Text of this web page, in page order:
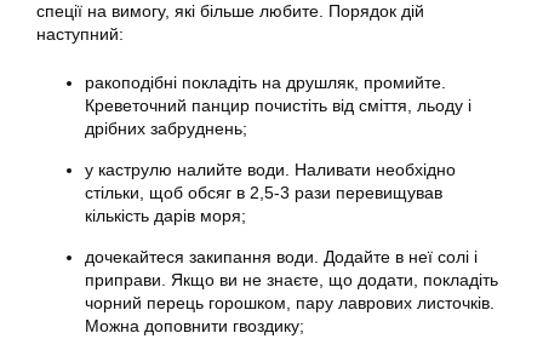
спеції на вимогу, які більше любите. Порядок дій
наступний:
ракоподібні покладіть на друшляк, промийте.
Креветочний панцир почистіть від сміття, льоду і
дрібних забруднень;
у каструлю налийте води. Наливати необхідно
стільки, щоб обсяг в 2,5-3 рази перевищував
кількість дарів моря;
дочекайтеся закипання води. Додайте в неї солі і
приправи. Якщо ви не знаєте, що додати, покладіть
чорний перець горошком, пару лаврових листочків.
Можна доповнити гвоздику;